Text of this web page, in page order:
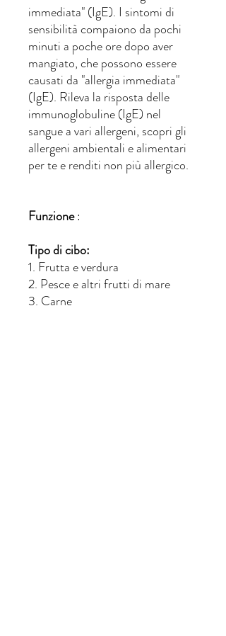
immediata" (IgE). I sintomi di
sensibilità compaiono da pochi
minuti a poche ore dopo aver
mangiato, che possono essere
causati da "allergia immediata"
(IgE). Rileva la risposta delle
immunoglobuline (IgE) nel
sangue a vari allergeni, scopri gli
allergeni ambientali e alimentari
per te e renditi non più allergico.
Funzione:
Tipo di cibo:
1. Frutta e verdura
2. Pesce e altri frutti di mare
3. Carne